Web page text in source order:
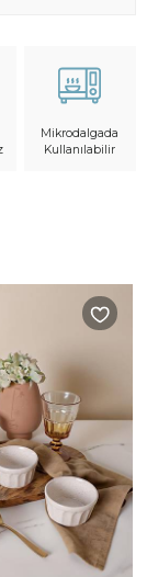
Mikrodalgada
Kullanılabilir